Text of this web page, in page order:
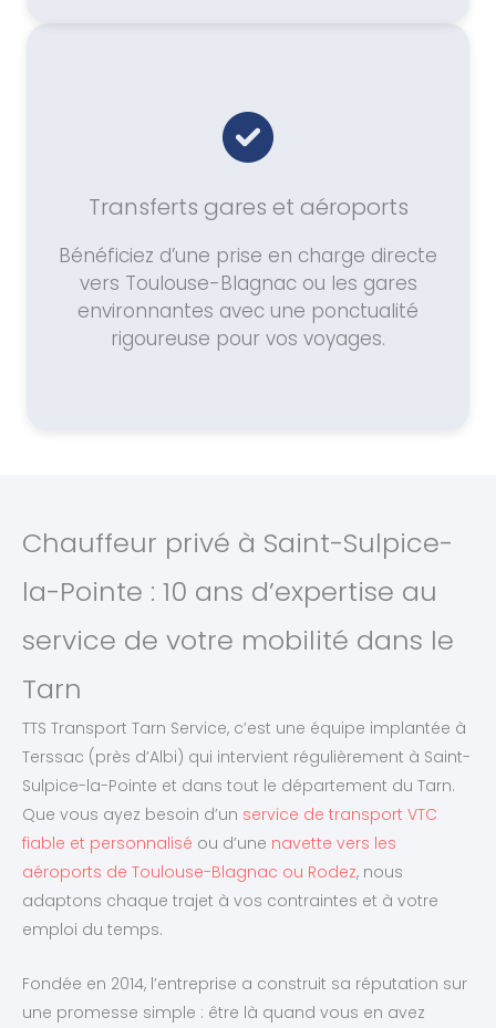
Transferts gares et aéroports
Bénéficiez d’une prise en charge directe
vers Toulouse-Blagnac ou les gares
environnantes avec une ponctualité
rigoureuse pour vos voyages.
Chauffeur privé à Saint-Sulpice-
la-Pointe : 10 ans d’expertise au
service de votre mobilité dans le
Tarn
TTS Transport Tarn Service, c’est une équipe implantée à
Terssac (près d’Albi) qui intervient régulièrement à Saint-
Sulpice-la-Pointe et dans tout le département du Tarn.
Que vous ayez besoin d’un service de transport VTC
fiable et personnalisé ou d’une navette vers les
aéroports de Toulouse-Blagnac ou Rodez, nous
adaptons chaque trajet à vos contraintes et à votre
emploi du temps.
Fondée en 2014, l’entreprise a construit sa réputation sur
une promesse simple : être là quand vous en avez